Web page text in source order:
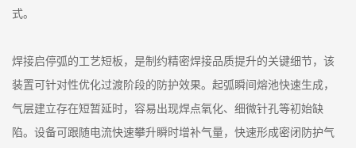
式。
焊接启停弧的工艺短板，是制约精密焊接品质提升的关键细节，该
装置可针对性优化过渡阶段的防护效果。起弧瞬间熔池快速生成，
气层建立存在短暂延时，容易出现焊点氧化、细微针孔等初始缺
陷。设备可跟随电流快速攀升瞬时增补气量，快速形成密闭防护气